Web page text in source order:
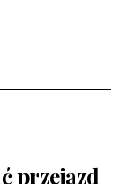
przejazd